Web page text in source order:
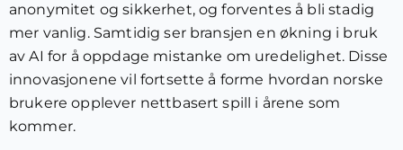
anonymitet og sikkerhet, og forventes å bli stadig
mer vanlig. Samtidig ser bransjen en økning i bruk
av AI for å oppdage mistanke om uredelighet. Disse
innovasjonene vil fortsette å forme hvordan norske
brukere opplever nettbasert spill i årene som
kommer.